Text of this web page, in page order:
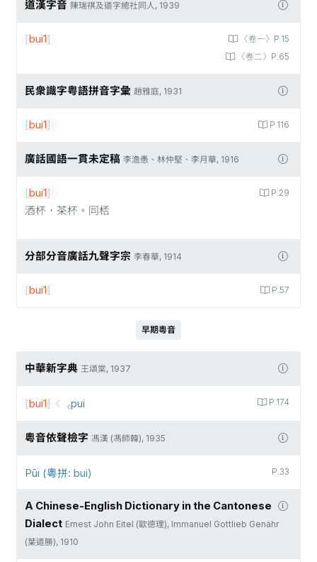
道漢字音 陳瑞祺及道字總社同人, 1939
〈卷一〉P.15
〈卷二〉P.65
[bui1]
民衆識字粤語拼音字彙 趙雅庭, 1931
P.116
[bui1]
廣話國語一貫未定稿 李澹愚、林仲堅、李月華, 1916
P.29
[bui1]
酒杯，茶杯。同桮
分部分音廣話九聲字宗 李春華, 1914
P.57
[bui1]
早期粵音
中華新字典 王頌棠, 1937
P.174
[bui1] ꜀pui
粵音依聲檢字 馮漢 (馮師韓), 1935
P.33
Pūi (粵拼: bui)
A Chinese-English Dictionary in the Cantonese
Dialect Ernest John Eitel (歐德理), Immanuel Gottlieb Genähr
(葉道勝), 1910